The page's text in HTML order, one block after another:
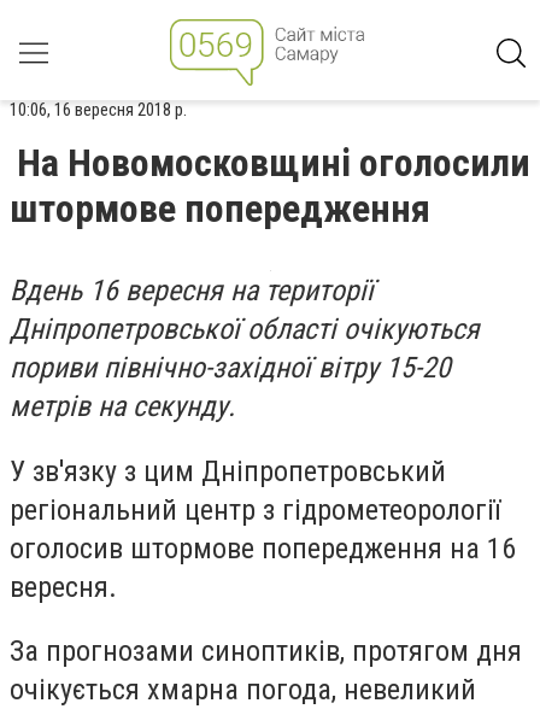
10:06, 16 вересня 2018 р.
На Новомосковщині оголосили
штормове попередження
Вдень 16 вересня на території
Дніпропетровської області очікуються
пориви північно-західної вітру 15-20
метрів на секунду.
У зв'язку з цим Дніпропетровський
регіональний центр з гідрометеорології
оголосив штормове попередження на 16
вересня.
За прогнозами синоптиків, протягом дня
очікується хмарна погода, невеликий